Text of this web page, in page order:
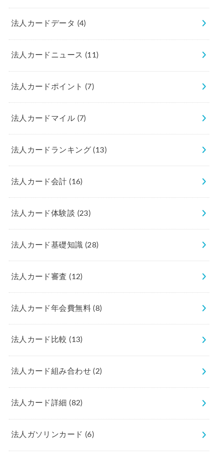
法人カードデータ (4)
法人カードニュース (11)
法人カードポイント (7)
法人カードマイル (7)
法人カードランキング(13)
法人カード会計(16)
法人カード体験談 (23)
法人カード基礎知識 (28)
法人カード審査(12)
法人カード年会費無料(8)
法人カード比較(13)
法人カード組み合わせ(2)
法人カード詳細(82)
法人ガソリンカード (6)